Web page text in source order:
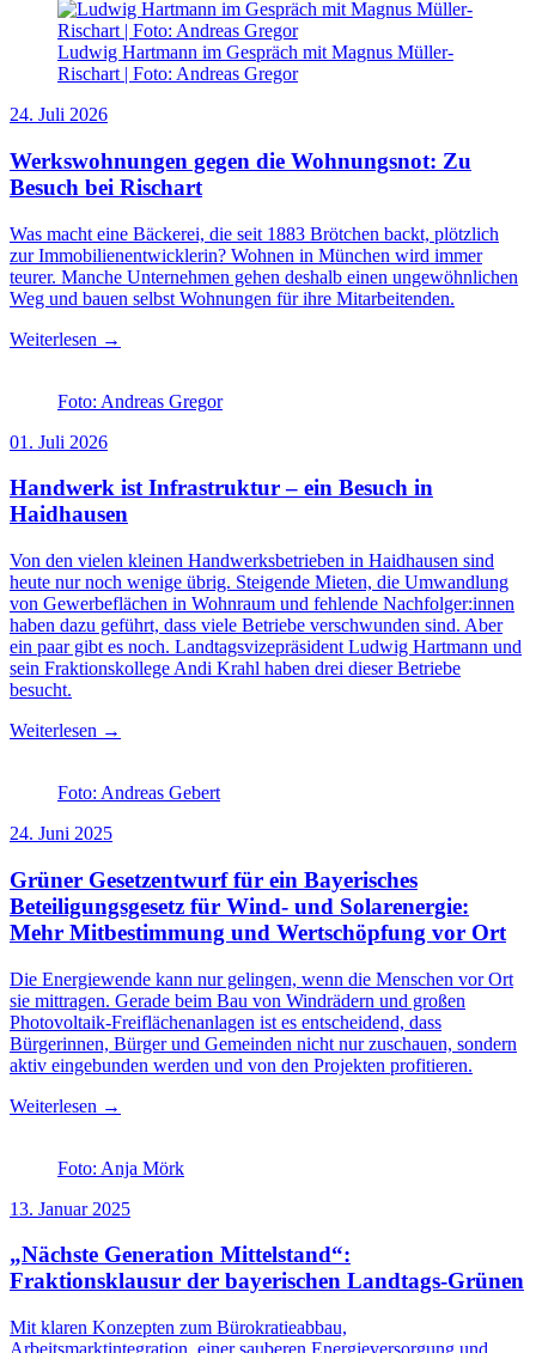
Ludwig Hartmann im Gespräch mit Magnus Müller-
Rischart | Foto: Andreas Gregor
24. Juli 2026
Werkswohnungen gegen die Wohnungsnot: Zu
Besuch bei Rischart
Was macht eine Bäckerei, die seit 1883 Brötchen backt, plötzlich
zur Immobilienentwicklerin? Wohnen in München wird immer
teurer. Manche Unternehmen gehen deshalb einen ungewöhnlichen
Weg und bauen selbst Wohnungen für ihre Mitarbeitenden.
Weiterlesen →
Foto: Andreas Gregor
01. Juli 2026
Handwerk ist Infrastruktur – ein Besuch in
Haidhausen
Von den vielen kleinen Handwerksbetrieben in Haidhausen sind
heute nur noch wenige übrig. Steigende Mieten, die Umwandlung
von Gewerbeflächen in Wohnraum und fehlende Nachfolger:innen
haben dazu geführt, dass viele Betriebe verschwunden sind. Aber
ein paar gibt es noch. Landtagsvizepräsident Ludwig Hartmann und
sein Fraktionskollege Andi Krahl haben drei dieser Betriebe
besucht.
Weiterlesen →
Foto: Andreas Gebert
24. Juni 2025
Grüner Gesetzentwurf für ein Bayerisches
Beteiligungsgesetz für Wind- und Solarenergie:
Mehr Mitbestimmung und Wertschöpfung vor Ort
Die Energiewende kann nur gelingen, wenn die Menschen vor Ort
sie mittragen. Gerade beim Bau von Windrädern und großen
Photovoltaik-Freiflächenanlagen ist es entscheidend, dass
Bürgerinnen, Bürger und Gemeinden nicht nur zuschauen, sondern
aktiv eingebunden werden und von den Projekten profitieren.
Weiterlesen →
Foto: Anja Mörk
13. Januar 2025
„Nächste Generation Mittelstand“:
Fraktionsklausur der bayerischen Landtags-Grünen
Mit klaren Konzepten zum Bürokratieabbau,
Arbeitsmarktintegration, einer sauberen Energieversorgung und